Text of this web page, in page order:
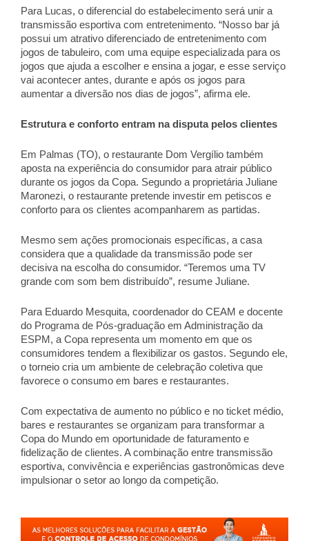
Para Lucas, o diferencial do estabelecimento será unir a
transmissão esportiva com entretenimento. “Nosso bar já
possui um atrativo diferenciado de entretenimento com
jogos de tabuleiro, com uma equipe especializada para os
jogos que ajuda a escolher e ensina a jogar, e esse serviço
vai acontecer antes, durante e após os jogos para
aumentar a diversão nos dias de jogos”, afirma ele.
Estrutura e conforto entram na disputa pelos clientes
Em Palmas (TO), o restaurante Dom Vergílio também
aposta na experiência do consumidor para atrair público
durante os jogos da Copa. Segundo a proprietária Juliane
Maronezi, o restaurante pretende investir em petiscos e
conforto para os clientes acompanharem as partidas.
Mesmo sem ações promocionais específicas, a casa
considera que a qualidade da transmissão pode ser
decisiva na escolha do consumidor. “Teremos uma TV
grande com som bem distribuído”, resume Juliane.
Para Eduardo Mesquita, coordenador do CEAM e docente
do Programa de Pós-graduação em Administração da
ESPM, a Copa representa um momento em que os
consumidores tendem a flexibilizar os gastos. Segundo ele,
o torneio cria um ambiente de celebração coletiva que
favorece o consumo em bares e restaurantes.
Com expectativa de aumento no público e no ticket médio,
bares e restaurantes se organizam para transformar a
Copa do Mundo em oportunidade de faturamento e
fidelização de clientes. A combinação entre transmissão
esportiva, convivência e experiências gastronômicas deve
impulsionar o setor ao longo da competição.